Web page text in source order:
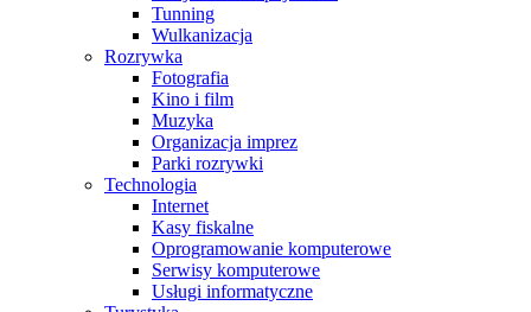
Tunning
Wulkanizacja
Rozrywka
Fotografia
Kino i film
Muzyka
Organizacja imprez
Parki rozrywki
Technologia
Internet
Kasy fiskalne
Oprogramowanie komputerowe
Serwisy komputerowe
Usługi informatyczne